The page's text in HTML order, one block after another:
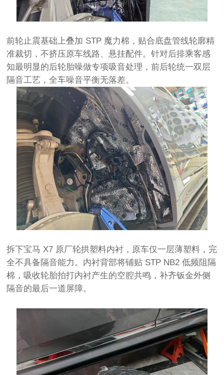
前轮止震基础上叠加 STP 魔力棉，贴合底盘管线轮廓精
准裁切，不挤压原车线路、悬挂配件。针对后排乘客感
知最明显的后轮胎噪做专项吸音处理，前后轮统一双层
隔音工艺，全车噪音平衡无落差。
拆下宝马 X7 原厂轮拱塑料内衬，原车仅一层薄塑料，完
全不具备隔音能力。内衬背部将铺贴 STP NB2 低频阻隔
棉，吸收轮胎拍打内衬产生的空腔共鸣，补齐钣金外侧
隔音的最后一道屏障。